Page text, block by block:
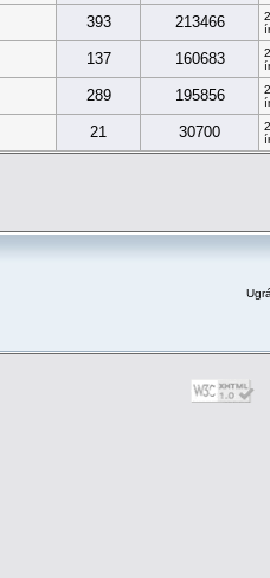
393 213466
137 160683
289 195856
21 30700